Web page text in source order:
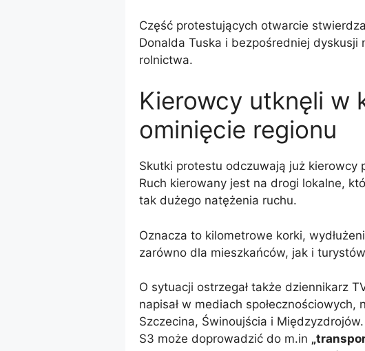
Część protestujących otwarcie
Donalda Tuska i bezpośredniej dyskusji
rolnictwa.
Kierowcy utknęli w
ominięcie regionu
Skutki protestu odczuwają już kierowcy
Ruch kierowany jest na drogi lokalne,
tak dużego natężenia ruchu.
Oznacza to kilometrowe korki,
zarówno dla mieszkańców, jak i
O sytuacji ostrzegał także dziennikarz
napisał w mediach
Szczecina, Świnoujścia i
S3 może doprowadzić do m.in